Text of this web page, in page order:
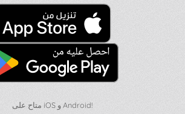
متاح على iOS و Android!